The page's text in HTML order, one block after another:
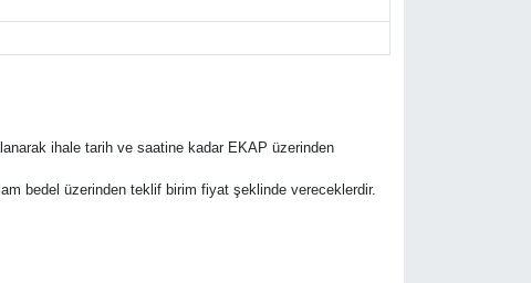
ihale tarih ve saatine kadar EKAP üzerinden
bedel üzerinden teklif birim fiyat şeklinde vereceklerdir.